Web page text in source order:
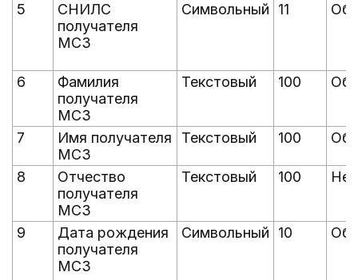
5
СНИЛС
получателя
МСЗ
Символьный 11
6
Фамилия
получателя
МСЗ
Текстовый 100
7
Имя получателя
МСЗ
Текстовый 100
8
Отчество
получателя
МСЗ
Текстовый 100
9
Дата рождения
получателя
МСЗ
Символьный 10